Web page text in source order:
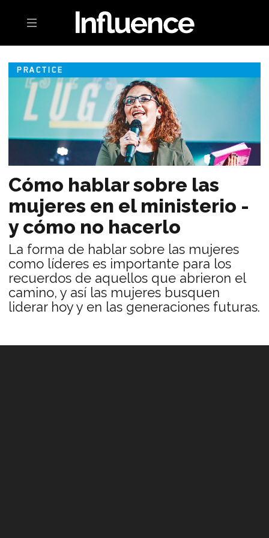
Toggle navigation
PRACTICE
Cómo hablar sobre las
mujeres en el ministerio -
y cómo no hacerlo
La forma de hablar sobre las mujeres
como líderes es importante para los
recuerdos de aquellos que abrieron el
camino, y así las mujeres busquen
liderar hoy y en las generaciones futuras.